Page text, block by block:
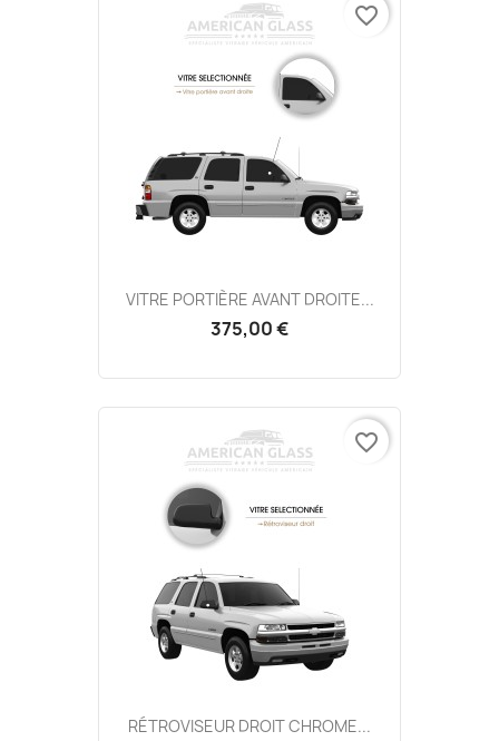
VITRE PORTIÈRE AVANT DROITE...
375,00 €
favorite_border
RÉTROVISEUR DROIT CHROME...
favorite_border